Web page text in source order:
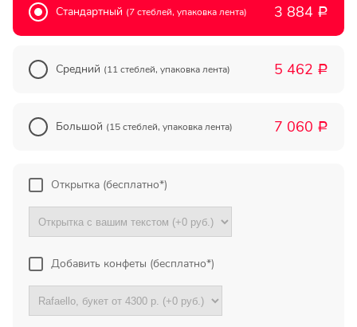
обл.
компетентную помощь в
большое. Доставка пришла
вовремя. Остаюсь Вашим
Тамара
Гидроторф,
Стандартный (7 стеблей, упаковка лента) 3 884 Р
Средний (11 стеблей, упаковка лента) 5 462 Р
Большой (15 стеблей, упаковка лента) 7 060 Р
Открытка (бесплатно*)
Добавить конфеты (бесплатно*)